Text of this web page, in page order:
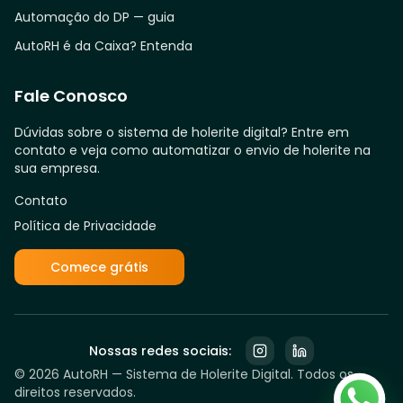
Automação do DP — guia
AutoRH é da Caixa? Entenda
Fale Conosco
Dúvidas sobre o sistema de holerite digital? Entre em
contato e veja como automatizar o envio de holerite na
sua empresa.
Contato
Política de Privacidade
Comece grátis
Nossas redes sociais:
© 2026 AutoRH — Sistema de Holerite Digital. Todos os
direitos reservados.